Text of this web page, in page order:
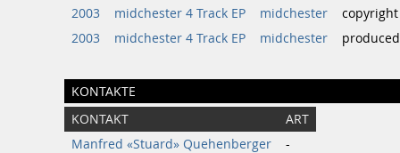
2003
midchester 4 Track EP midchester copyright
2003
midchester 4 Track EP midchester
KONTAKTE
KONTAKT
ART
Manfred «Stuard» Quehenberger
-